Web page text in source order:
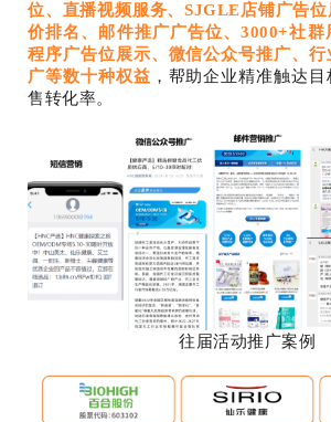
位、直播视频服务、SJGLE店铺广告
价排名、邮件推广广告位、3000+社
程序广告位展示、微信公众号推广、
广等数十种权益 ，帮助企业精准触达
售转化率。
往届活动推广案例